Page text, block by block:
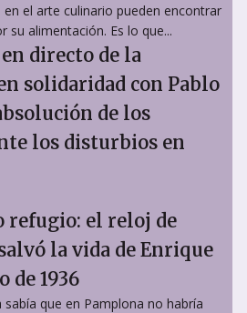
el arte culinario pueden encontrar
su alimentación. Es lo que...
directo de la
solidaridad con Pablo
de los
los disturbios en
refugio: el reloj de
la vida de Enrique
de 1936
sabía que en Pamplona no habría